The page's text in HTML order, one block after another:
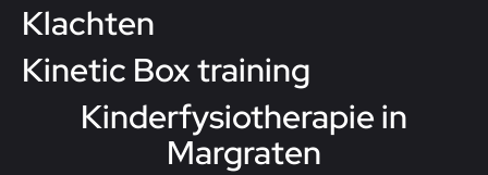
Klachten
Kinetic Box training
Kinderfysiotherapie in
Margraten